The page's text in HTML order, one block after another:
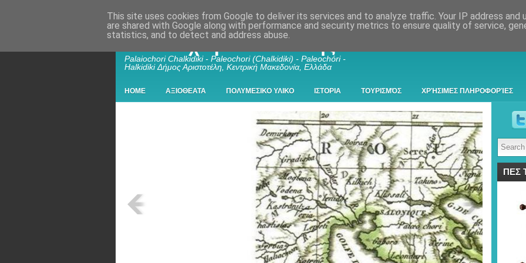
Παλαιοχώρι Χαλκιδικής
Palaiochori Chalkidiki - Paleochori (Chalkidiki) - Paleochóri -
Halkidiki Δήμος Αριστοτέλη, Κεντρική Μακεδονία, Ελλάδα
HOME ΑΞΙΟΘΕΑΤΑ ΠΟΛΥΜΕΣΙΚΟ ΥΛΙΚΟ ΙΣΤΟΡΙΑ ΤΟΥΡΙΣΜΌΣ ΧΡΉΣΙΜΕΣ ΠΛΗΡΟΦΟΡΊΕΣ
- Χαλκίς (Chalkis) Αποικία της Χαλκίδος Ευβοίας , Κάστρο (Kastro) Θεοφύλακτο Νέπωσι, Παλαιοχώριο
ΠΕΣ
This site uses cookies from Google to deliver its services and to analyze traffic. Your IP address and
are shared with Google along with performance and security metrics to ensure quality of service,
statistics, and to detect and address abuse.